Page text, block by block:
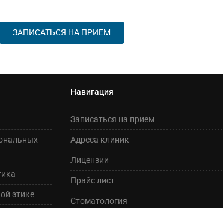
ЗАПИСАТЬСЯ НА ПРИЕМ
этике
Навигация
Записаться на прием
Адреса клиник
Лицензии
Прайс лист
Стоматология